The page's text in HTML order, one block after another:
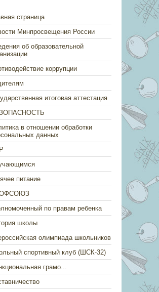
страница
Минпросвещения России
об образовательной
коррупции
итоговая аттестация
в отношении обработки
данных
питание
по правам ребенка
школы
олимпиада школьников
спортивный клуб (ШСК-32)
грамо...